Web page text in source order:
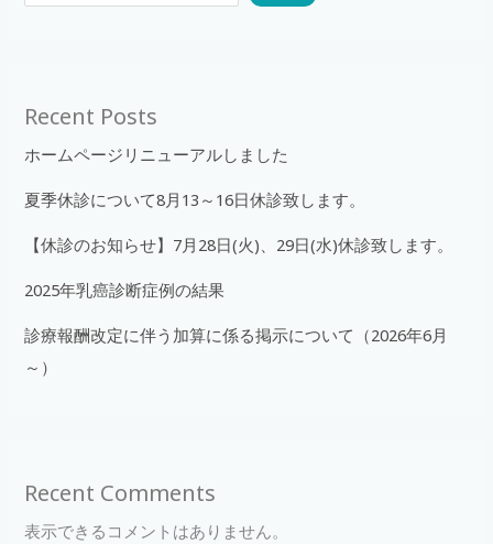
Recent Posts
ホームページリニューアルしました
夏季休診について8月13～16日休診致します。
【休診のお知らせ】7月28日(火)、29日(水)休診致します。
2025年乳癌診断症例の結果
診療報酬改定に伴う加算に係る掲示について（2026年6月
～）
Recent Comments
表示できるコメントはありません。